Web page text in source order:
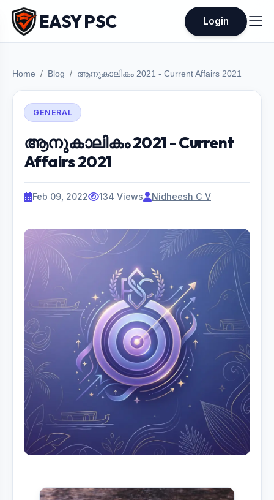
EASY PSC Login
Home Blog ആനുകാലികം 2021 - Current Affairs 2021
GENERAL
ആനുകാലികം 2021 - Current
Affairs 2021
Feb 09, 2022 134 Views Nidheesh C V